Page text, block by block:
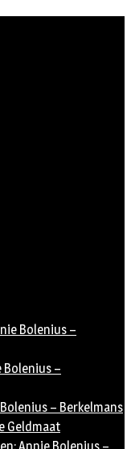
Bolenius –
Bolenius –
– Berkelmans
Geldmaat